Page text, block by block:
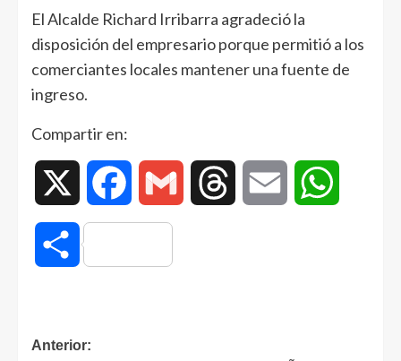
El Alcalde Richard Irribarra agradeció la
disposición del empresario porque permitió a los
comerciantes locales mantener una fuente de
ingreso.
Compartir en:
Facebook Gmail Threads Email
Compartir
Anterior: